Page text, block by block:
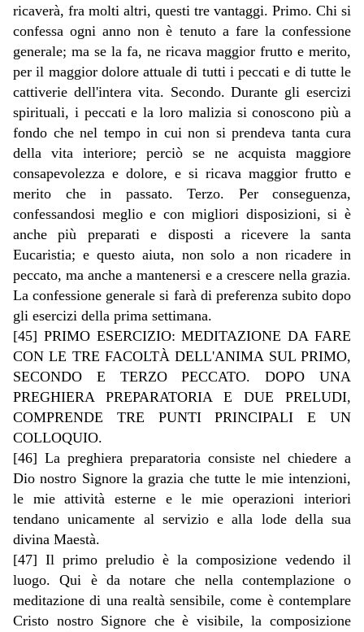
ricaverà, fra molti altri, questi tre vantaggi. Primo. Chi si
confessa ogni anno non è tenuto a fare la confessione
generale; ma se la fa, ne ricava maggior frutto e merito,
per il maggior dolore attuale di tutti i peccati e di tutte le
cattiverie dell'intera vita. Secondo. Durante gli esercizi
spirituali, i peccati e la loro malizia si conoscono più a
fondo che nel tempo in cui non si prendeva tanta cura
della vita interiore; perciò se ne acquista maggiore
consapevolezza e dolore, e si ricava maggior frutto e
merito che in passato. Terzo. Per conseguenza,
confessandosi meglio e con migliori disposizioni, si è
anche più preparati e disposti a ricevere la santa
Eucaristia; e questo aiuta, non solo a non ricadere in
peccato, ma anche a mantenersi e a crescere nella grazia.
La confessione generale si farà di preferenza subito dopo
gli esercizi della prima settimana.
[45] PRIMO ESERCIZIO: MEDITAZIONE DA FARE
CON LE TRE FACOLTÀ DELL'ANIMA SUL PRIMO,
SECONDO E TERZO PECCATO. DOPO UNA
PREGHIERA PREPARATORIA E DUE PRELUDI,
COMPRENDE TRE PUNTI PRINCIPALI E UN
COLLOQUIO.
[46] La preghiera preparatoria consiste nel chiedere a
Dio nostro Signore la grazia che tutte le mie intenzioni,
le mie attività esterne e le mie operazioni interiori
tendano unicamente al servizio e alla lode della sua
divina Maestà.
[47] Il primo preludio è la composizione vedendo il
luogo. Qui è da notare che nella contemplazione o
meditazione di una realtà sensibile, come è contemplare
Cristo nostro Signore che è visibile, la composizione